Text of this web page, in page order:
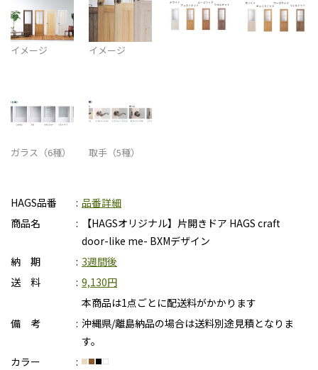
イメージ イメージ
ガラス（6種） 取手（5種）
HAGS品番
品番詳細
商品名
【HAGSオリジナル】片開きドア HAGS craft
door-like me- BXMデザイン
納 期
3週間後
送 料
9,130円
本商品は1点ごとに配送料がかかります
備 考
沖縄県/離島納品の場合は送料別途見積となりま
す。
カラー